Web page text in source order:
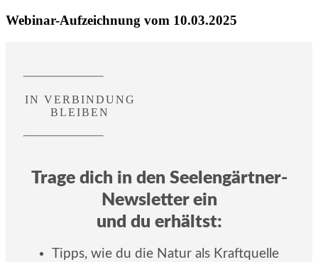
Webinar-Aufzeichnung vom 10.03.2025
IN VERBINDUNG
BLEIBEN
Trage dich in den Seelengärtner-
Newsletter ein
und du erhältst:
Tipps, wie du die Natur als Kraftquelle